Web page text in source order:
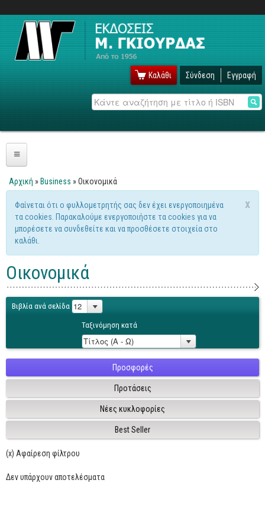
Καλάθι Σύνδεση Εγγραφή
Αναζήτηση
Πληροφορική
Λειτουργικά
Windows
Linux
Unix
Γενικά
Microsoft Office
Excel
Πρόσβαση
Outlook
Προγραμματισμός
Java
Delphi - Pascal
Visual Basic
Είστε εδώ
Αρχική » Business » Οικονομικά
x
Μήνυμα προειδοποίησης
Φαίνεται ότι ο φυλλομετρητής σας δεν έχει ενεργοποιημένα
τα cookies. Παρακαλούμε ενεργοποιήστε τα cookies για να
μπορέσετε να συνδεθείτε και να προσθέσετε στοιχεία στο
καλάθι.
Οικονομικά
Βιβλία ανά σελίδα
Ταξινόμηση κατά
Προσφορές
Προτάσεις
Νέες κυκλοφορίες
Best Seller
(x) Αφαίρεση φίλτρου
Δεν υπάρχουν αποτελέσματα